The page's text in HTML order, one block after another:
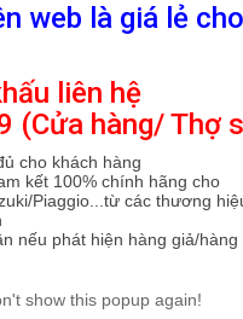
web là giá lẻ cho
liên hệ
(Cửa hàng/ Thợ
cho khách hàng
kết 100% chính hãng cho
Piaggio...từ các thương
nếu phát hiện hàng giả/hàng
show this popup again!